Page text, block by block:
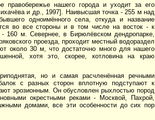
правобережье нашего города и уходит за его
и др., 1997]. Наивысшая точка - 255 м над
одноимённого села, откуда и название
во все стороны и в том числе на восток - к
160 м. Севернее, в Бирюлёвском дендропарке,
проезда, проходит местный водораздел
около 30 м, что достаточно много для нашего
хотя это, скорее, котловина на краю
но и самая расчленённая речными
с разных сторон вплотную подступают к
эрозионным. Он обусловлен рыхлостью пород
окрестными реками - Москвой, Пахрой,
домами, все эти особенности до сих пор